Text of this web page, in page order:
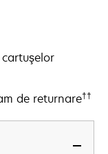
de returnare††